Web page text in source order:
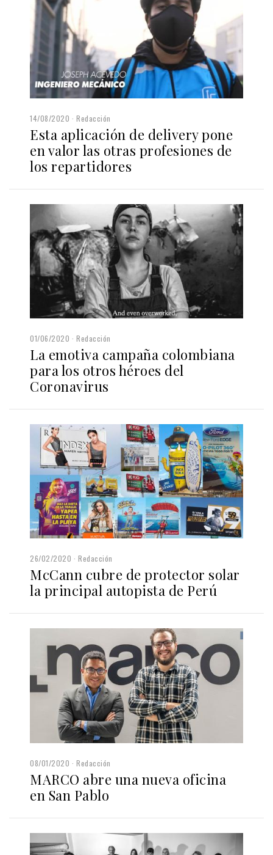
14/08/2020 Redacción
Esta aplicación de delivery pone
en valor las otras profesiones de
los repartidores
01/06/2020 Redacción
La emotiva campaña colombiana
para los otros héroes del
Coronavirus
26/02/2020 Redacción
McCann cubre de protector solar
la principal autopista de Perú
08/01/2020 Redacción
MARCO abre una nueva oficina
en San Pablo